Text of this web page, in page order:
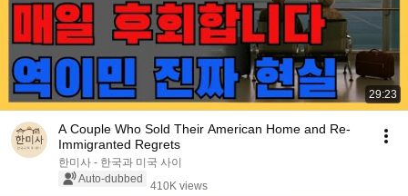
29:23
A Couple Who Sold Their American Home and Re-
Immigranted Regrets
한미사 - 한국과 미국 사이
Auto-dubbed
410K views